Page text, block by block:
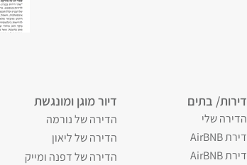
דיור מוגן ומונגשת
הדירה של נורמה
הדירה של ליאון
הדירה של דפנה ומייק
דירות/ בתים
הדירה שלי
דירת AirBNB
דירת AirBNB